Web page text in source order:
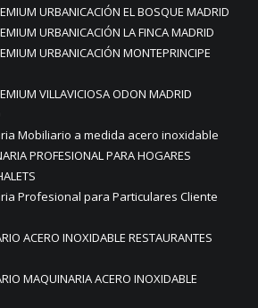
URBANICACIÓN EL BOSQUE MADRID
URBANICACIÓN LA FINCA MADRID
URBANICACIÓN MONTEPRINCIPE
VILLAVICIOSA ODON MADRID
Mobiliario a medida acero inoxidable
PROFESIONAL PARA HOGARES
Profesional para Particulares Cliente
ACERO INOXIDABLE RESTAURANTES
MAQUINARIA ACERO INOXIDABLE